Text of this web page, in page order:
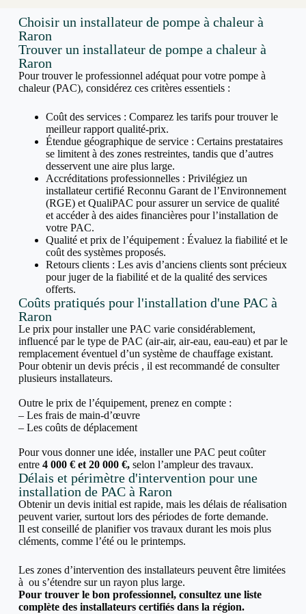
Choisir un installateur de pompe à chaleur à
Raron
Trouver un installateur de pompe a chaleur à
Raron
Pour trouver le professionnel adéquat pour votre pompe à
chaleur (PAC), considérez ces critères essentiels :
Coût des services : Comparez les tarifs pour trouver le
meilleur rapport qualité-prix.
Étendue géographique de service : Certains prestataires
se limitent à des zones restreintes, tandis que d’autres
desservent une aire plus large.
Accréditations professionnelles : Privilégiez un
installateur certifié Reconnu Garant de l’Environnement
(RGE) et QualiPAC pour assurer un service de qualité
et accéder à des aides financières pour l’installation de
votre PAC.
Qualité et prix de l’équipement : Évaluez la fiabilité et le
coût des systèmes proposés.
Retours clients : Les avis d’anciens clients sont précieux
pour juger de la fiabilité et de la qualité des services
offerts.
Coûts pratiqués pour l'installation d'une PAC à
Raron
Le prix pour installer une PAC varie considérablement,
influencé par le type de PAC (air-air, air-eau, eau-eau) et par le
remplacement éventuel d’un système de chauffage existant.
Pour obtenir un devis précis , il est recommandé de consulter
plusieurs installateurs.
Outre le prix de l’équipement, prenez en compte :
– Les frais de main-d’œuvre
– Les coûts de déplacement
Pour vous donner une idée, installer une PAC peut coûter
entre 4 000 € et 20 000 €,selon l’ampleur des travaux.
Délais et périmètre d'intervention pour une
installation de PAC à Raron
Obtenir un devis initial est rapide, mais les délais de réalisation
peuvent varier, surtout lors des périodes de forte demande.
Il est conseillé de planifier vos travaux durant les mois plus
cléments, comme l’été ou le printemps.
Les zones d’intervention des installateurs peuvent être limitées
à ou s’étendre sur un rayon plus large.
Pour trouver le bon professionnel, consultez une liste
complète des installateurs certifiés dans la région.